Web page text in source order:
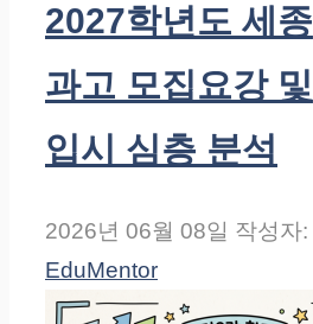
2027학년도 세종
과고 모집요강 및
입시 심층 분석
2026년 06월 08일 작성자:
EduMentor